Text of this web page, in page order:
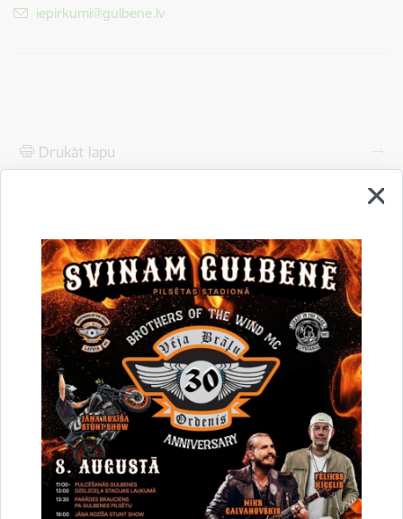
E-pasts:
iepirkumi@gulbene.lv
Drukāt lapu
Vai šī informācija bija noderīga?